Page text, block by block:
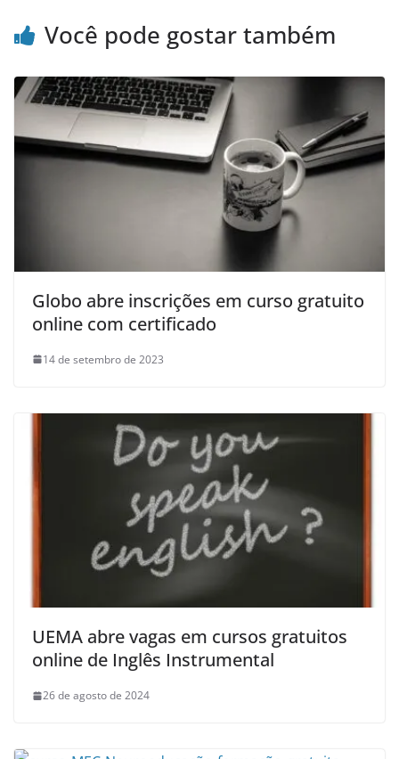
Você pode gostar também
Globo abre inscrições em curso gratuito
online com certificado
14 de setembro de 2023
UEMA abre vagas em cursos gratuitos
online de Inglês Instrumental
26 de agosto de 2024